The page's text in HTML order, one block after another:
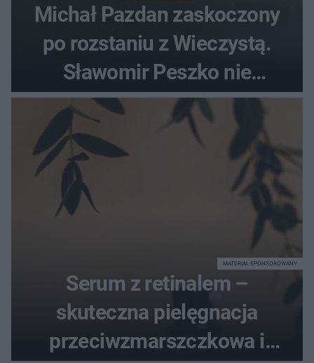
Michał Pazdan zaskoczony
po rozstaniu z Wieczystą.
Sławomir Peszko nie
dotrzymał słowa?
Serum z retinalem –
skuteczna pielęgnacja
przeciwzmarszczkowa i
MATERIAŁ SPONSOROWANY